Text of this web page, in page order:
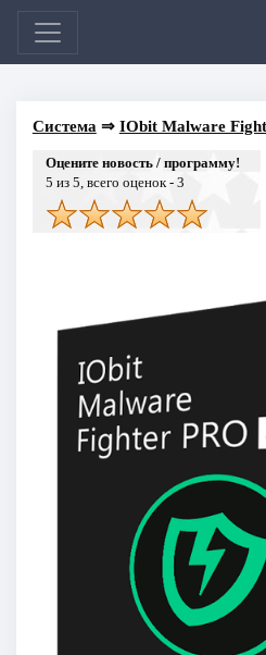
Система ⇒ IObit Malware
Оцените новость / программу!
5 из 5, всего оценок - 3